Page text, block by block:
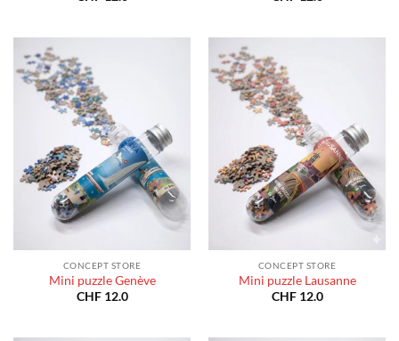
CONCEPT STORE
Mini puzzle Genève
CHF12.0
CONCEPT STORE
Mini puzzle Lausanne
CHF12.0